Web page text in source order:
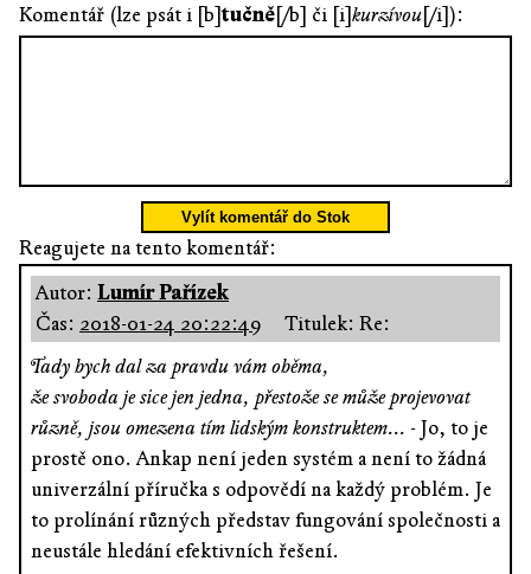
Komentář (lze psát i [b]tučně[/b] či [i]kurzívou[/i]):
Vylít komentář do Stok
Reagujete na tento komentář:
Autor: Lumír Pařízek
Čas: 2018-01-24 20:22:49
Titulek: Re:
Tady bych dal za pravdu vám oběma,
že svoboda je sice jen jedna, přestože se může projevovat
různě, jsou omezena tím lidským konstruktem... - Jo, to je
prostě ono. Ankap není jeden systém a není to žádná
univerzální příručka s odpovědí na každý problém. Je
to prolínání různých představ fungování společnosti a
neustále hledání efektivních řešení.